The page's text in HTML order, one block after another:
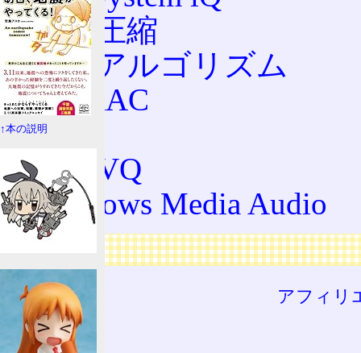
音声圧縮
圧縮アルゴリズム
JASRAC
mp3
TwinVQ
Windows Media Audio
アフィリ
↑本の説明